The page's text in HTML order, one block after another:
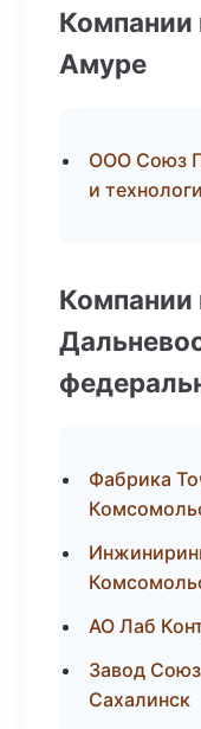
Компании
Амуре
ООО Союз
и
Компании
Фабрика
АО Лаб
Завод
Сахалинск